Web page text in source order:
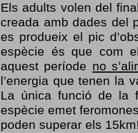
Els adults volen del
creada amb dades del
es produeix el pic
espècie és que com
aquest període no
l’energia que tenen la
La única funció de la
espècie emet
poden superar els